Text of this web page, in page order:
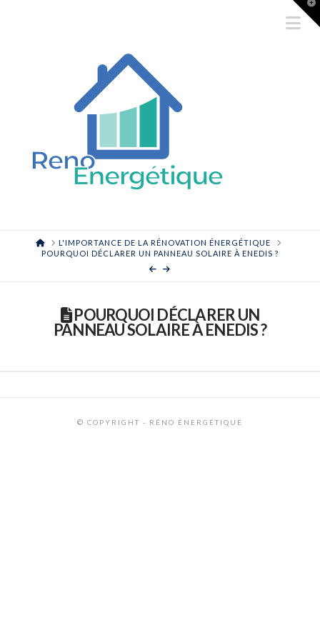
HOMEL'IMPORTANCE DE LA RÉNOVATION ÉNERGÉTIQUE
POURQUOI DÉCLARER UN PANNEAU SOLAIRE À ENEDIS ?
POURQUOI DÉCLARER UN
PANNEAU SOLAIRE À ENEDIS ?
© COPYRIGHT - RÉNO ÉNERGÉTIQUE